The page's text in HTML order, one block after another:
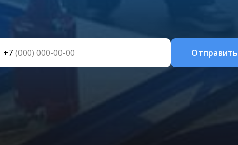
+7 Отправить